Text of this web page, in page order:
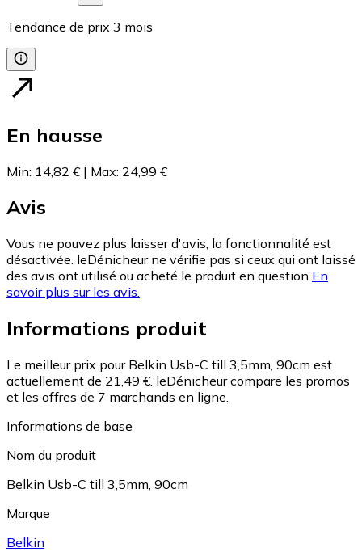
Tendance de prix 3 mois
En hausse
Min: 14,82 € | Max: 24,99 €
Avis
Vous ne pouvez plus laisser d'avis, la fonctionnalité est
désactivée. leDénicheur ne vérifie pas si ceux qui ont laissé
des avis ont utilisé ou acheté le produit en question En
savoir plus sur les avis.
Informations produit
Le meilleur prix pour Belkin Usb-C till 3,5mm, 90cm est
actuellement de 21,49 €. leDénicheur compare les promos
et les offres de 7 marchands en ligne.
Informations de base
Nom du produit
Belkin Usb-C till 3,5mm, 90cm
Marque
Belkin